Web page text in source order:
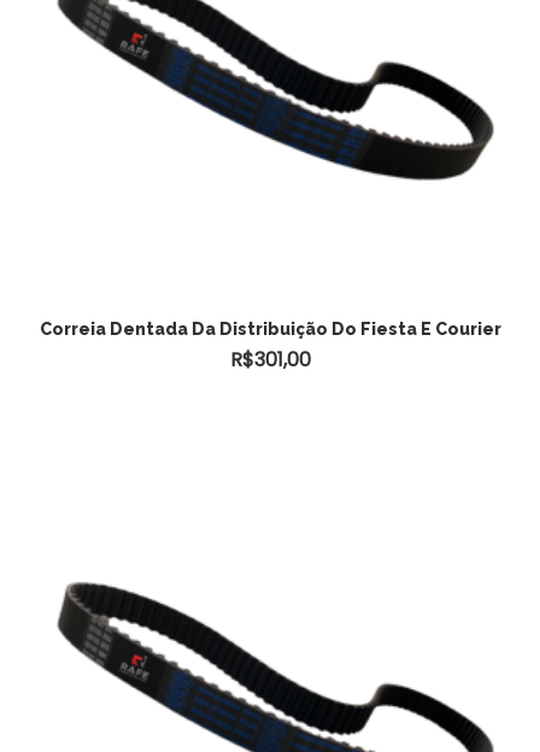
Correia Dentada Da Distribuição Do Fiesta E Courier
R$301,00